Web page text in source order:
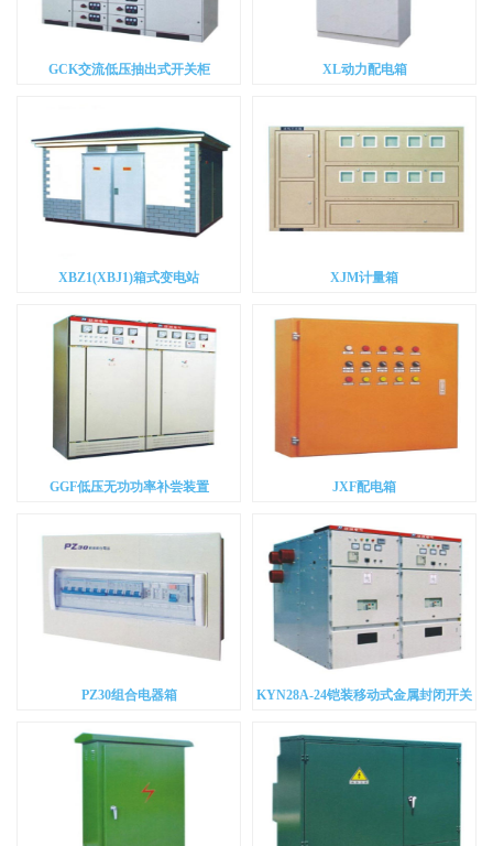
GCK交流低压抽出式开关柜 XL动力配电箱
XBZ1(XBJ1)箱式变电站 XJM计量箱
GGF低压无功功率补尝装置 JXF配电箱
PZ30组合电器箱
KYN28A-24铠装移动式金属封闭开关